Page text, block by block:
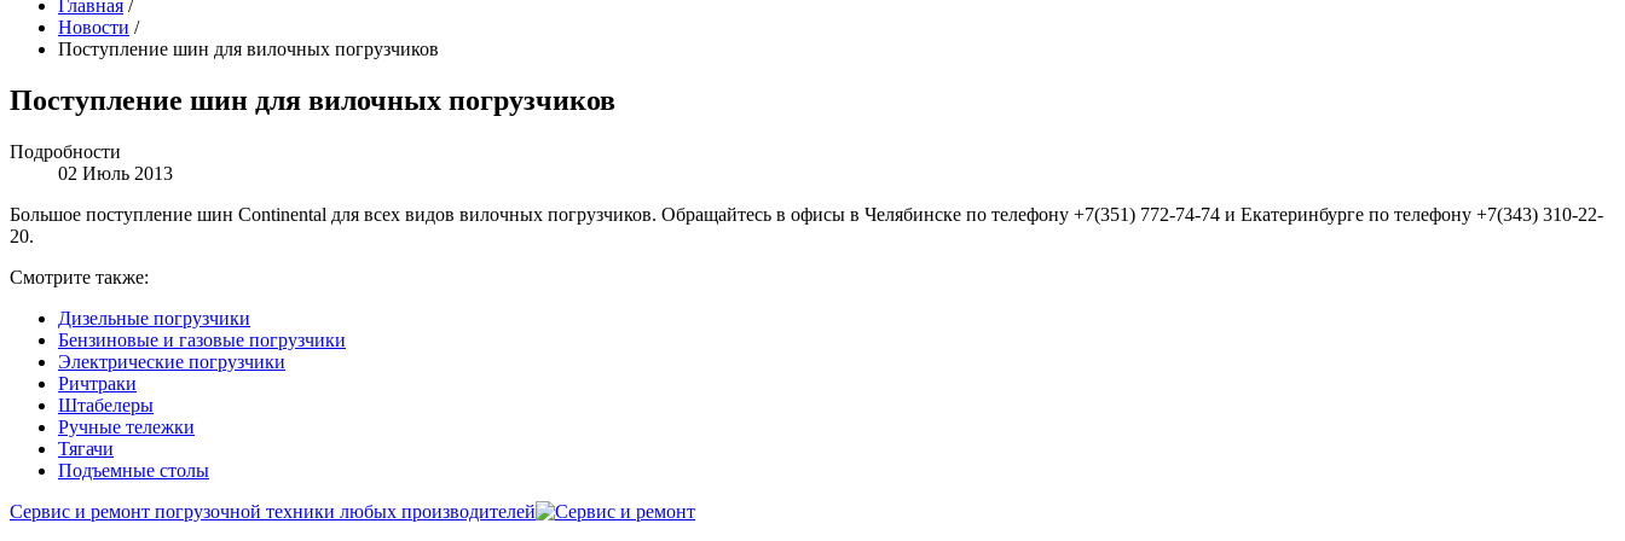
Главная /
Новости /
Поступление шин для вилочных погрузчиков
Поступление шин для вилочных погрузчиков
Подробности
02 Июль 2013
Большое поступление шин Continental для всех видов вилочных погрузчиков. Обращайтесь в офисы в Челябинске по телефону +7(351) 772-74-74 и Екатеринбурге по телефону +7(343) 310-22-
20.
Смотрите также:
Дизельные погрузчики
Бензиновые и газовые погрузчики
Электрические погрузчики
Ричтраки
Штабелеры
Ручные тележки
Тягачи
Подъемные столы
Сервис и ремонт погрузочной техники любых производителей